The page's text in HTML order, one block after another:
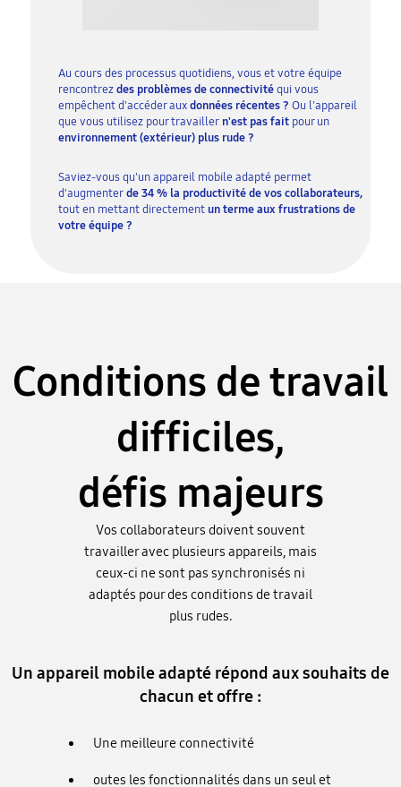
Au cours des processus quotidiens, vous et votre équipe
rencontrezdes problèmes de connectivitéqui vous
empêchent d'accéder auxdonnées récentes ? Ou l'appareil
que vous utilisez pour travailler n'est pas fait pour un
environnement (extérieur) plus rude ?
Saviez-vous qu'un appareil mobile adapté permet
d'augmenterde 34 % la productivité de vos collaborateurs,
tout en mettant directement un terme aux frustrations de
votre équipe ?
Conditions de travail
difficiles,
défis majeurs
Vos collaborateurs doivent souvent
travailler avec plusieurs appareils, mais
ceux-ci ne sont pas synchronisés ni
adaptés pour des conditions de travail
plus rudes.
Un appareil mobile adapté répond aux souhaits de
chacun et offre :
Une meilleure connectivité
outes les fonctionnalités dans un seul et